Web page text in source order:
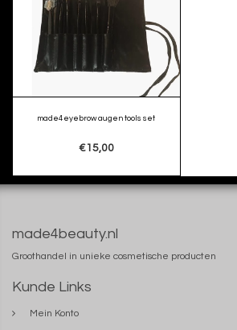
made4eyebrow augen tools set
€15,00
made4beauty.nl
Groothandel in unieke cosmetische producten
Kunde Links
Mein Konto